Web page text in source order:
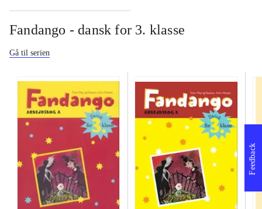
Fandango - dansk for 3. klasse
Gå til serien
Feedback